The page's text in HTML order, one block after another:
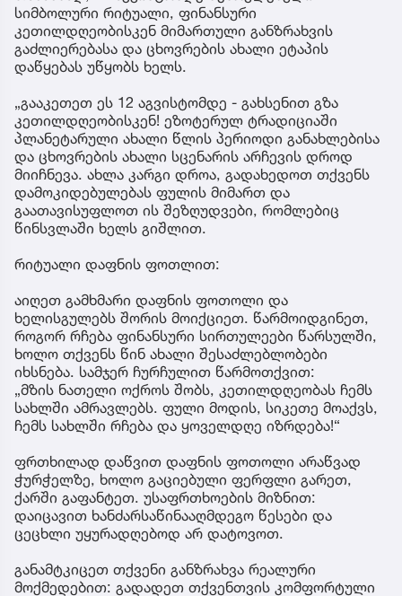
სიმბოლური რიტუალი, ფინანსური
კეთილდღეობისკენ მიმართული განზრახვის
გაძლიერებასა და ცხოვრების ახალი ეტაპის
დაწყებას უწყობს ხელს.
„გააკეთეთ ეს 12 აგვისტომდე - გახსენით გზა
კეთილდღეობისკენ! ეზოტერულ ტრადიციაში
პლანეტარული ახალი წლის პერიოდი განახლებისა
და ცხოვრების ახალი სცენარის არჩევის დროდ
მიიჩნევა. ახლა კარგი დროა, გადახედოთ თქვენს
დამოკიდებულებას ფულის მიმართ და
გაათავისუფლოთ ის შეზღუდვები, რომლებიც
წინსვლაში ხელს გიშლით.
რიტუალი დაფნის ფოთლით:
აიღეთ გამხმარი დაფნის ფოთოლი და
ხელისგულებს შორის მოიქციეთ. წარმოიდგინეთ,
როგორ რჩება ფინანსური სირთულეები წარსულში,
ხოლო თქვენს წინ ახალი შესაძლებლობები
იხსნება. სამჯერ ჩურჩულით წარმოთქვით:
„მზის ნათელი ოქროს შობს, კეთილდღეობას ჩემს
სახლში ამრავლებს. ფული მოდის, სიკეთე მოაქვს,
ჩემს სახლში რჩება და ყოველდღე იზრდება!“
ფრთხილად დაწვით დაფნის ფოთოლი არაწვად
ჭურჭელზე, ხოლო გაციებული ფერფლი გარეთ,
ქარში გაფანტეთ. უსაფრთხოების მიზნით:
დაიცავით ხანძარსაწინააღმდეგო წესები და
ცეცხლი უყურადღებოდ არ დატოვოთ.
განამტკიცეთ თქვენი განზრახვა რეალური
მოქმედებით: გადადეთ თქვენთვის კომფორტული